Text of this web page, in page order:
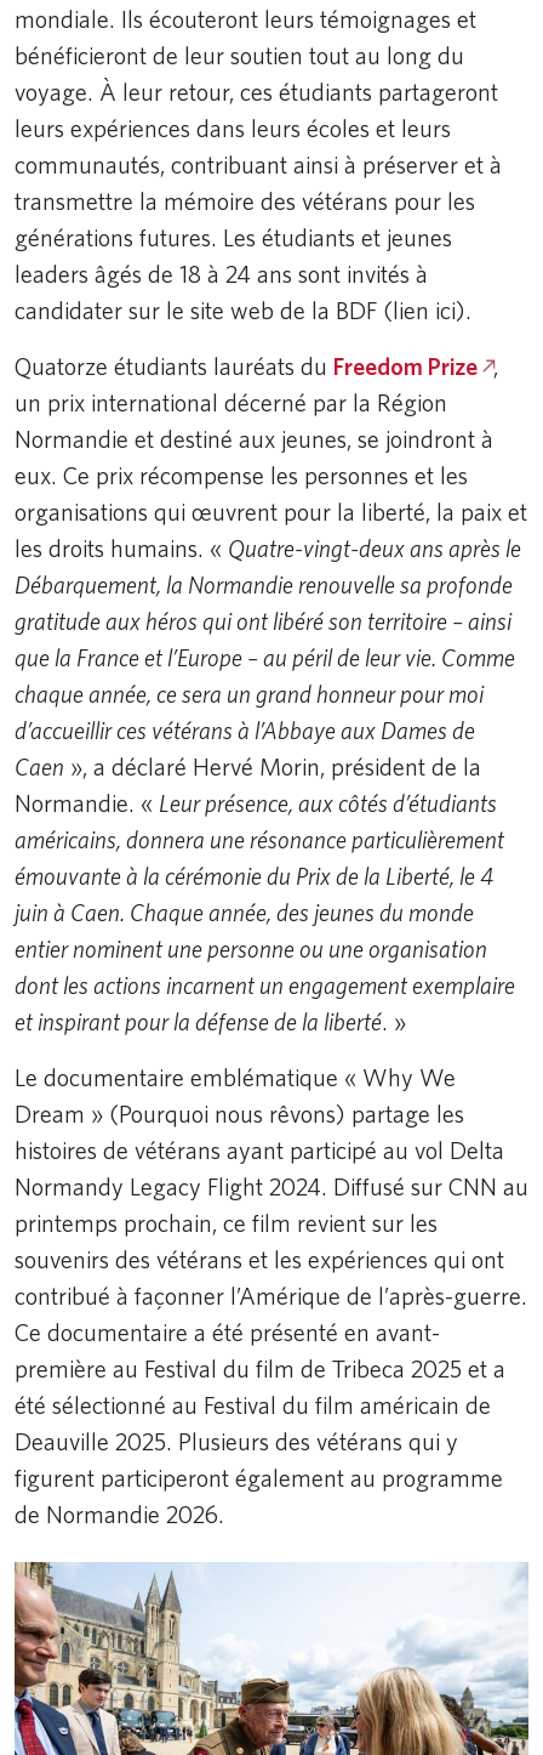
mondiale. Ils écouteront leurs témoignages et
bénéficieront de leur soutien tout au long du
voyage. À leur retour, ces étudiants partageront
leurs expériences dans leurs écoles et leurs
communautés, contribuant ainsi à préserver et à
transmettre la mémoire des vétérans pour les
générations futures. Les étudiants et jeunes
leaders âgés de 18 à 24 ans sont invités à
candidater sur le site web de la BDF (lien ici).
Quatorze étudiants lauréats du Freedom Prize ,
un prix international décerné par la Région
Normandie et destiné aux jeunes, se joindront à
eux. Ce prix récompense les personnes et les
organisations qui œuvrent pour la liberté, la paix et
les droits humains. « Quatre-vingt-deux ans après le
Débarquement, la Normandie renouvelle sa profonde
gratitude aux héros qui ont libéré son territoire – ainsi
que la France et l’Europe – au péril de leur vie. Comme
chaque année, ce sera un grand honneur pour moi
d’accueillir ces vétérans à l’Abbaye aux Dames de
Caen », a déclaré Hervé Morin, président de la
Normandie. « Leur présence, aux côtés d’étudiants
américains, donnera une résonance particulièrement
émouvante à la cérémonie du Prix de la Liberté, le 4
juin à Caen. Chaque année, des jeunes du monde
entier nominent une personne ou une organisation
dont les actions incarnent un engagement exemplaire
et inspirant pour la défense de la liberté. »
Le documentaire emblématique « Why We
Dream » (Pourquoi nous rêvons) partage les
histoires de vétérans ayant participé au vol Delta
Normandy Legacy Flight 2024. Diffusé sur CNN au
printemps prochain, ce film revient sur les
souvenirs des vétérans et les expériences qui ont
contribué à façonner l’Amérique de l’après-guerre.
Ce documentaire a été présenté en avant-
première au Festival du film de Tribeca 2025 et a
été sélectionné au Festival du film américain de
Deauville 2025. Plusieurs des vétérans qui y
figurent participeront également au programme
de Normandie 2026.